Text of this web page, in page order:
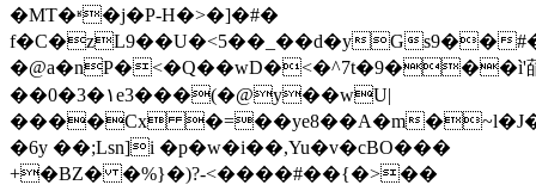
�MT�ʶ�j�P-H�>�]�#�
f�C�zL9��U�<5��_��d�yGs9��
�@a�nP�<�Q��wD�<�^7t�9���ì'䔤
��0�3�١e3���(�@y��wU|
����Cx �=��ye8��A�m
�6y ��;Lsn]i �p�w�i��,Yu�v�cBO���
+�BZ� �%}�)?-<����#��{�>��